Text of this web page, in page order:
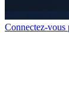
Connectez-vous